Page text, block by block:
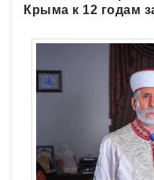
Крыма к 12 годам